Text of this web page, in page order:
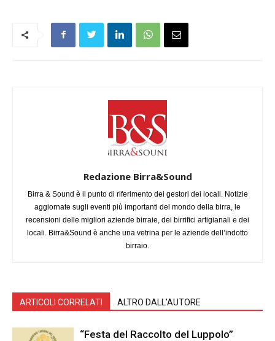
Redazione Birra&Sound
Birra & Sound è il punto di riferimento dei gestori dei locali. Notizie
aggiornate sugli eventi più importanti del mondo della birra, le
recensioni delle migliori aziende birraie, dei birrifici artigianali e dei
locali. Birra&Sound è anche una vetrina per le aziende dell’indotto
birraio.
ARTICOLI CORRELATI ALTRO DALL'AUTORE
“Festa del Raccolto del Luppolo”